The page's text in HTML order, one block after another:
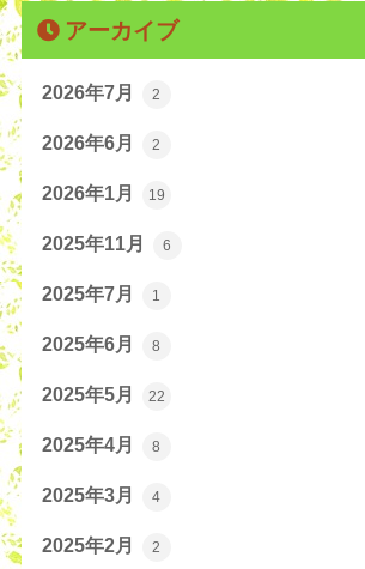
アーカイブ
2026年7月 2
2026年6月 2
2026年1月 19
2025年11月 6
2025年7月 1
2025年6月 8
2025年5月 22
2025年4月 8
2025年3月 4
2025年2月 2